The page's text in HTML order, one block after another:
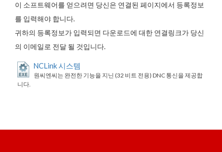
이 소프트웨어를 얻으려면 당신은 연결된 페이지에서 등록정보
를 입력해야 합니다.
귀하의 등록정보가 입력되면 다운로드에 대한 연결링크가 당신
의 이메일로 전달 될 것입니다.
NCLink 시스템
원씨엔씨는 완전한 기능을 지닌 (32 비트 전용) DNC 통신을 제공합
니다.